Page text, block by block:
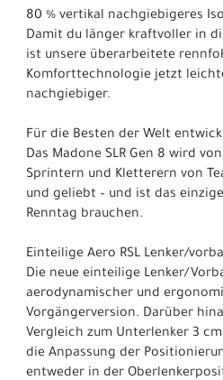
80 % vertikal nachgiebigeres
Damit du länger kraftvoller in
ist unsere überarbeitete
Komforttechnologie jetzt
nachgiebiger.
Für die Besten der Welt
Das Madone SLR Gen 8 wird
Sprintern und Kletterern von
und geliebt – und ist das
Renntag brauchen.
Einteilige Aero RSL Lenker/
Die neue einteilige Lenker/
aerodynamischer und
Vorgängerversion. Darüber
Vergleich zum Unterlenker 3
die Anpassung der
entweder in der